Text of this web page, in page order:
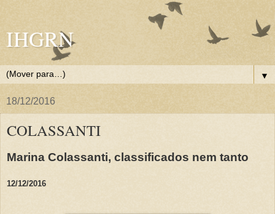
IHGRN
▼
18/12/2016
COLASSANTI
Marina Colassanti, classificados nem tanto
12/12/2016